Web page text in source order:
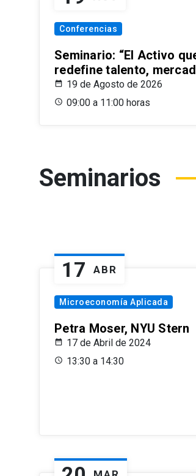
Conferencias
Seminario: “El Activo
redefine talento,
19 de Agosto de 2026
09:00 a 11:00 horas
Seminarios
17 ABR
Microeconomía Aplicada
Petra Moser, NYU Stern
17 de Abril de 2024
13:30 a 14:30